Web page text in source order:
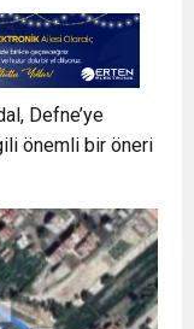
Defne’ye
önemli bir öneri